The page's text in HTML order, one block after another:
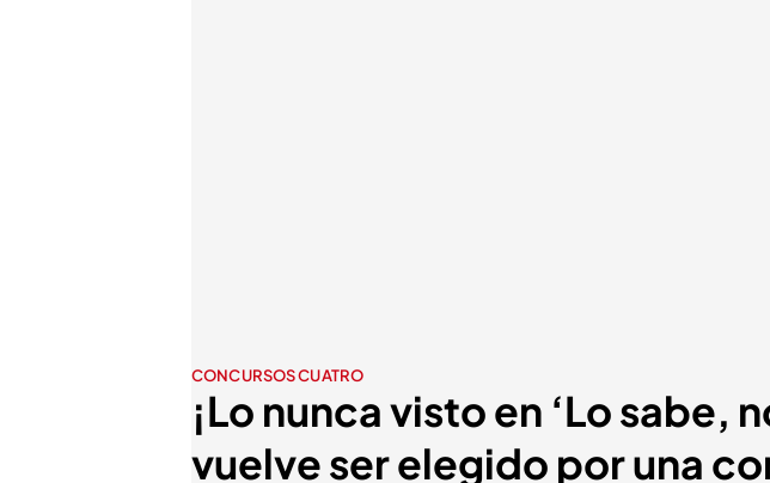
CONCURSOS CUATRO
¡Lo nunca visto en ‘Lo sabe,
vuelve ser elegido por una